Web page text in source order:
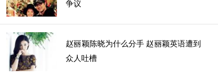
争议
赵丽颖陈晓为什么分手 赵丽颖英语遭到
众人吐槽